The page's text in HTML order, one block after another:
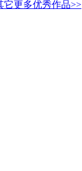
它更多优秀作品>>